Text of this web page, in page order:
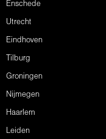
Enschede
Utrecht
Eindhoven
Tilburg
Groningen
Nijmegen
Haarlem
Leiden